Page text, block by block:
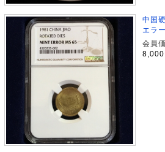
中国
エラ
会員
8,000